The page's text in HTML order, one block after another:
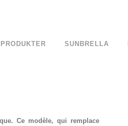
PRODUKTER SUNBRELLA
Ce modèle, qui remplace